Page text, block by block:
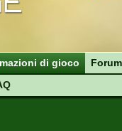
di gioco
Forum